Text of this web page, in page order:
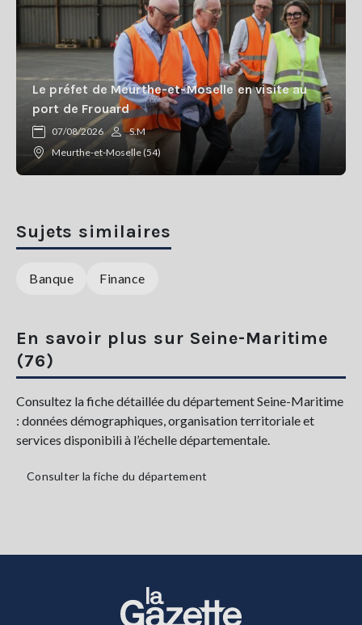
Le préfet de Meurthe-et-Moselle en visite au
port de Frouard
07/08/2026
S.M
Meurthe-et-Moselle (54)
Sujets similaires
Banque Finance
En savoir plus sur Seine-Maritime
(76)
Consultez la fiche détaillée du département Seine-Maritime
: données démographiques, organisation territoriale et
services disponibili à l’échelle départementale.
Consulter la fiche du département